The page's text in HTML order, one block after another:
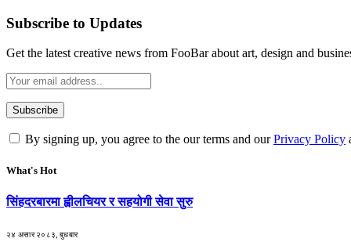
Subscribe to Updates
Get the latest creative news from FooBar about art, design and
By signing up, you agree to the our terms and ourPrivacy Policy
What's Hot
सिंहदरबारमा ह्वीलचियर र सहयोगी सेवा सुरु
२४ असार २०८३, बुधबार